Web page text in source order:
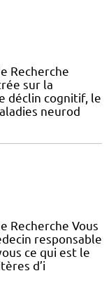
Recherche
sur la
déclin cognitif, le
neurod
Recherche Vous
responsable
ce qui est le
d’i